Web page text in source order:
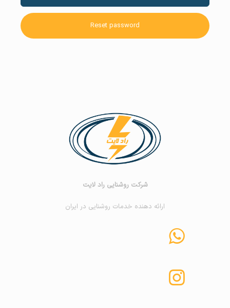
Reset password
شرکت روشنایی راد لایت
ارائه دهنده خدمات روشنایی در ایران